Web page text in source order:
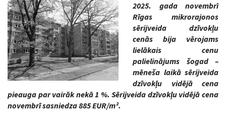
2025. gada novembrī
Rīgas mikrorajonos
sērijveida dzīvokļu
cenās bija vērojams
lielākais cenu
palielinājums šogad –
mēneša laikā sērijveida
dzīvokļu vidējā cena
pieauga par vairāk nekā 1 %. Sērijveida dzīvokļu vidējā cena
novembrī sasniedza 885 EUR/m².